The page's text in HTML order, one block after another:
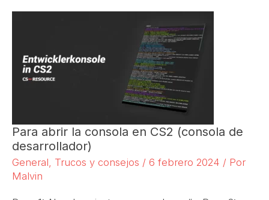
Para abrir la consola en CS2 (consola de
desarrollador)
General Trucos y consejos / 6 febrero 2024 / Por
Malvin